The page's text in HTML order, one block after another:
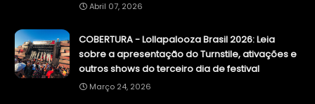
Abril 07, 2026
COBERTURA - Lollapalooza Brasil 2026: Leia
sobre a apresentação do Turnstile, ativações e
outros shows do terceiro dia de festival
Março 24, 2026